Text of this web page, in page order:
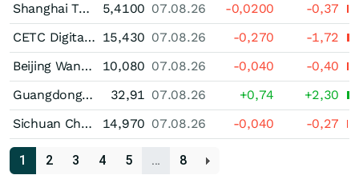
Shanghai Tunnel Engineering (A)
5,4100 07.08.26 -0,0200
-0,37
CETC Digital Technology Ltd. Registered (A) 15,430 07.08.26 -0,270
-1,72
Beijing Wangfujing Department Store (Group) (A)
10,080 07.08.26 -0,040
-0,40
Guangdong HEC Technology Holding (A)
32,91 07.08.26 +0,74
+2,30
Sichuan Chuantou Energy (A)
14,970 07.08.26 -0,040 -0,27
1 2 3 4 5 … 8